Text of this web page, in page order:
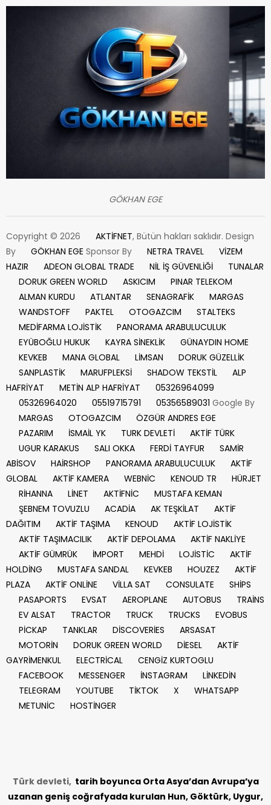
GÖKHAN EGE
Copyright © 2026 AKTİFNET, Bütün hakları saklıdır. Design
By
GÖKHAN EGE Sponsor By NETRA TRAVEL
VİZEM
HAZIR
ADEON GLOBAL TRADE NİL İŞ GÜVENLİĞİ
TUNALAR
DORUK GREEN WORLD
ASKICIM
PINAR TELEKOM
ALMAN KURDU
ATLANTAR SENAGRAFİK
MARGAS
WANDSTOFF
PAKTEL OTOGAZCIM
STALTEKS
MEDİFARMA LOJİSTİK
PANORAMA ARABULUCULUK
EYÜBOĞLU HUKUK
KAYRA SİNEKLİK
GÜNAYDIN HOME
KEVKEB
MANA GLOBAL LİMSAN
DORUK GÜZELLİK
SANPLASTİK
MARUFPLEKSİ SHADOW TEKSTİL
ALP
HAFRİYAT
METİN ALP HAFRİYAT
05326964099
05326964020
05519715791 05356589031 Google By
MARGAS
OTOGAZCIM
ÖZGÜR ANDRES EGE
PAZARIM
İSMAİL YK TURK DEVLETİ
AKTİF TÜRK
UGUR KARAKUS
SALI OKKA FERDİ TAYFUR
SAMİR
ABİSOV
HAİRSHOP PANORAMA ARABULUCULUK
AKTİF
GLOBAL
AKTİF KAMERA WEBNİC KENOUD TR
HÜRJET
RİHANNA
LİNET AKTİFNİC
MUSTAFA KEMAN
ŞEBNEM TOVUZLU
ACADİA AK TEŞKİLAT
AKTİF
DAĞITIM
AKTİF TAŞIMA KENOUD
AKTİF LOJİSTİK
AKTİF TAŞIMACILIK
AKTİF DEPOLAMA
AKTİF NAKLİYE
AKTİF GÜMRÜK
İMPORT MEHDİ LOJİSTİC
AKTİF
HOLDİNG
MUSTAFA SANDAL KEVKEB HOUZEZ
AKTİF
PLAZA
AKTİF ONLİNE VİLLA SAT CONSULATE
SHİPS
PASAPORTS
EVSAT AEROPLANE AUTOBUS
TRAİNS
EV ALSAT
TRACTOR TRUCK TRUCKS
EVOBUS
PİCKAP
TANKLAR DİSCOVERİES
ARSASAT
MOTORİN
DORUK GREEN WORLD DİESEL
AKTİF
GAYRİMENKUL
ELECTRİCAL
CENGİZ KURTOGLU
FACEBOOK
MESSENGER İNSTAGRAM
LİNKEDİN
TELEGRAM
YOUTUBE TİKTOK X
WHATSAPP
METUNİC
HOSTİNGER
Türk devleti, tarih boyunca Orta Asya’dan Avrupa’ya
uzanan geniş coğrafyada kurulan Hun, Göktürk, Uygur,